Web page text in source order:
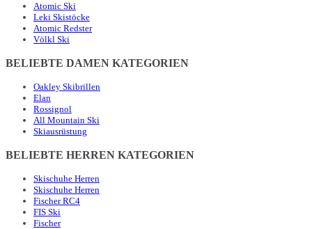
Atomic Ski
Leki Skistöcke
Atomic Redster
Völkl Ski
BELIEBTE DAMEN KATEGORIEN
Oakley Skibrillen
Elan
Rossignol
All Mountain Ski
Skiausrüstung
BELIEBTE HERREN KATEGORIEN
Skischuhe Herren
Skischuhe Herren
Fischer RC4
FIS Ski
Fischer